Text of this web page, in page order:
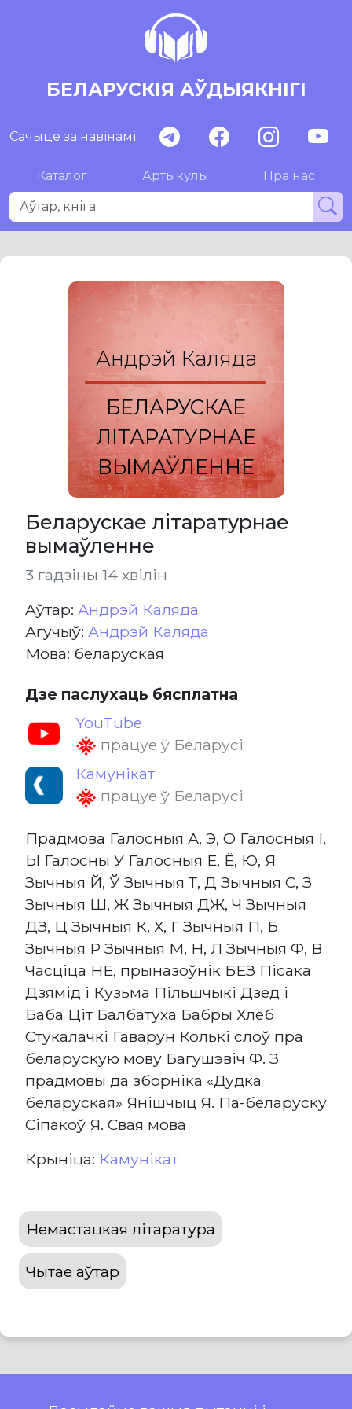
БЕЛАРУСКІЯ АЎДЫЯКНІГІ
Сачыце за навінамі:
Каталог Артыкулы Пра нас
Андрэй Каляда
БЕЛАРУСКАЕ
ЛІТАРАТУРНАЕ
ВЫМАЎЛЕННЕ
Беларускае літаратурнае
вымаўленне
3 гадзіны 14 хвілін
Aўтар: Андрэй Каляда
Агучыў: Андрэй Каляда
Мова: беларуская
Дзе паслухаць бясплатна
YouTube
працуе ў Беларусі
Камунікат
працуе ў Беларусі
Прадмова Галосныя А, Э, О Галосныя І,
Ы Галосны У Галосныя Е, Ё, Ю, Я
Зычныя Й, Ў Зычныя Т, Д Зычныя С, З
Зычныя Ш, Ж Зычныя ДЖ, Ч Зычныя
ДЗ, Ц Зычныя К, Х, Г Зычныя П, Б
Зычныя Р Зычныя М, Н, Л Зычныя Ф, В
Часціца НЕ, прыназоўнік БЕЗ Пісака
Дзямід і Кузьма Пільшчыкі Дзед і
Баба Ціт Балбатуха Бабры Хлеб
Стукалачкі Гаварун Колькі слоў пра
беларускую мову Багушэвіч Ф. З
прадмовы да зборніка «Дудка
беларуская» Янішчыц Я. Па-беларуску
Сіпакоў Я. Свая мова
Крыніца: Камунікат
Немастацкая літаратура
Чытае аўтар